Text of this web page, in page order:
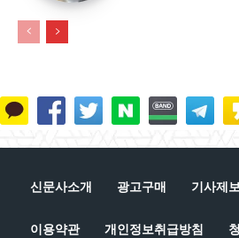
신문사소개 광고구매 기사제
이용약관 개인정보취급방침